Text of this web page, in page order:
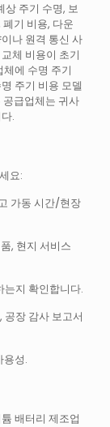
상 주기 수명, 보
기 비용, 다운
나 원격 통신 사
체 비용이 초기
에 수명 주기
주기 비용 모델
급업체는 귀사
.
요:
가동 시간/현장
, 현지 서비스
는지 확인합니다.
공장 감사 보고서
용성.
배터리 제조업